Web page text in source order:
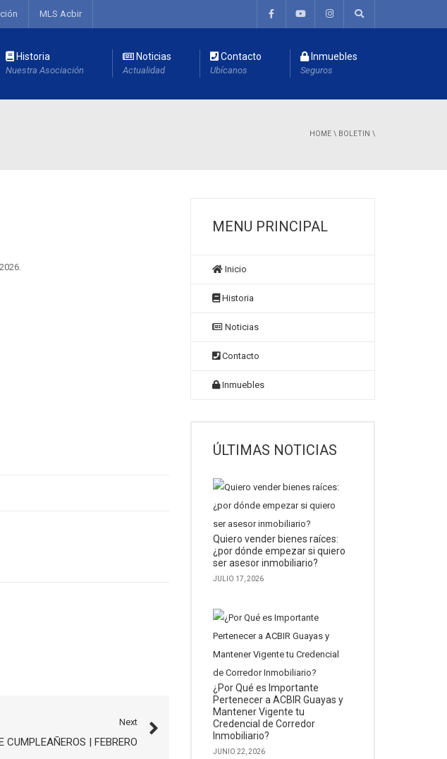
MLS Acbir
Historia
Nuestra Asociación
Noticias
Actualidad
Contacto
Ubícanos
Inmuebles
Seguros
HOME \ BOLETIN \
Next
CUMPLEAÑEROS | FEBRERO
MENU PRINCIPAL
Inicio
Historia
Noticias
Contacto
Inmuebles
ÚLTIMAS NOTICIAS
Quiero vender bienes raíces:
¿por dónde empezar si quiero
ser asesor inmobiliario?
JULIO 17, 2026
¿Por Qué es Importante
Pertenecer a ACBIR Guayas y
Mantener Vigente tu
Credencial de Corredor
Inmobiliario?
JUNIO 22, 2026